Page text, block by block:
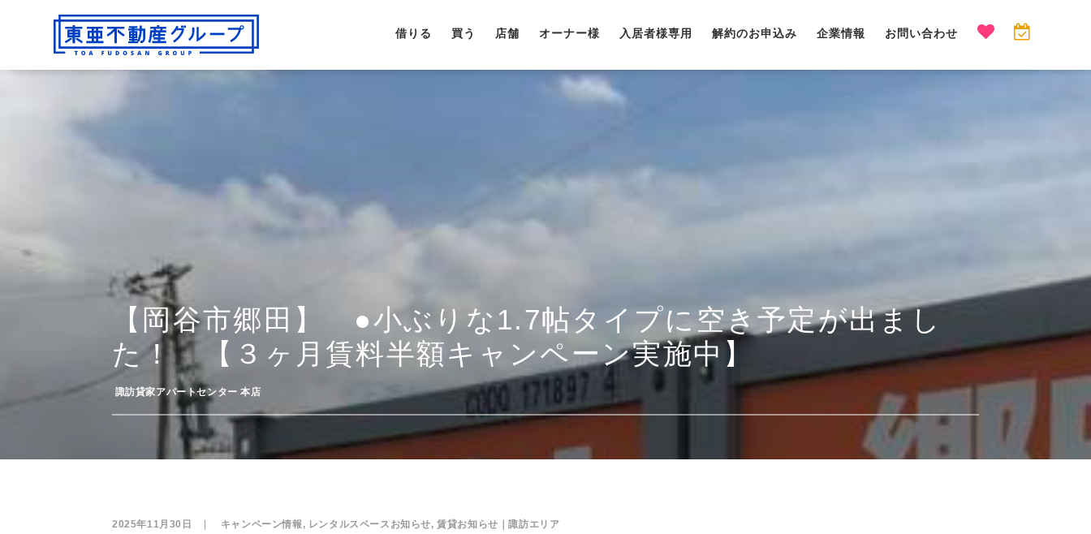
借りる 買う 店舗 オーナー様 入居者様専用 解約のお申込み 企業情報 お問い合わせ
【岡谷市郷田】 ●小ぶりな1.7帖タイプに空き予定が出まし
た！ 【３ヶ月賃料半額キャンペーン実施中】
諏訪貸家アパートセンター 本店
2025年11月30日 キャンペーン情報 , レンタルスペースお知らせ,賃貸お知らせ｜諏訪エリア